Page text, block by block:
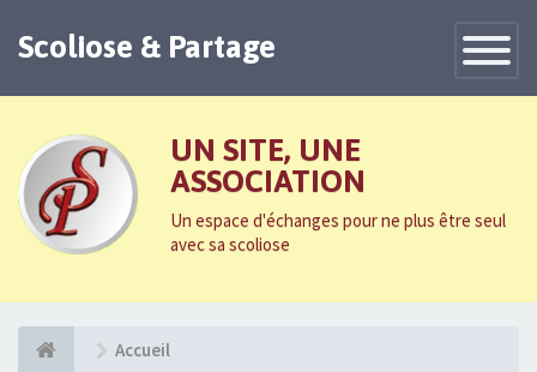
Toggle
Scoliose & Partage
UN SITE, UNE
ASSOCIATION
Un espace d'échanges pour ne plus être seul
avec sa scoliose
Accueil